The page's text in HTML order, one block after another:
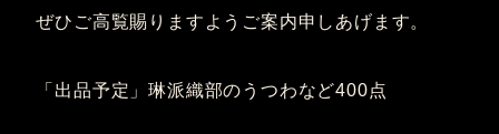
ぜひご高覧賜りますようご案内申しあげます。
「出品予定」琳派織部のうつわなど400点